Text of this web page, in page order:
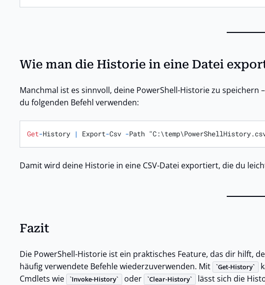
Wie man die Historie in eine Datei
Manchmal ist es sinnvoll, deine PowerShell-Historie zu
du folgenden Befehl verwenden:
Get-History | Export-Csv -Path
Damit wird deine Historie in eine CSV-Datei exportiert, die du
Fazit
Die PowerShell-Historie ist ein praktisches Feature, das dir hilft,
häufig verwendete Befehle wiederzuverwenden. Mit
Get-History
Cmdlets wie
Invoke-History oder Clear-History lässt sich die